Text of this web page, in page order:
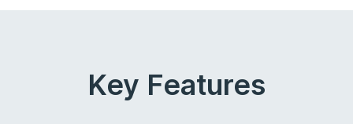
Key Features